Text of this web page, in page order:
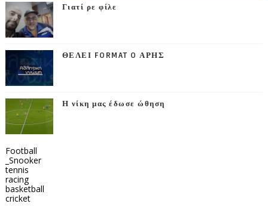
Γιατί ρε φίλε
ΘΕΛΕΙ FORMAT O ΑΡΗΣ
Η νίκη μας έδωσε ώθηση
Football
_Snooker
tennis
racing
basketball
cricket